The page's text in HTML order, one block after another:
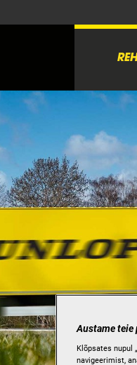
Austame
Klõpsates nupul
navigeerimist,